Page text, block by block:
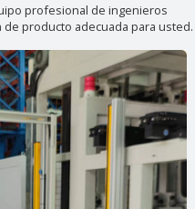
profesional de ingenieros
producto adecuada para usted.